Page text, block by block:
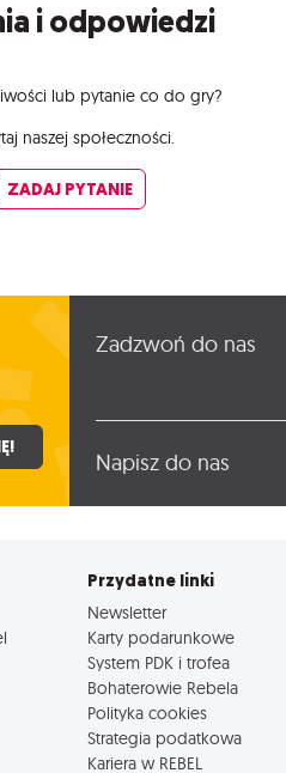
i odpowiedzi
lub pytanie co do gry?
naszej społeczności.
ZADAJ PYTANIE
Zadzwoń do nas
Napisz do nas
Przydatne linki
Newsletter
Karty podarunkowe
System PDK i trofea
Bohaterowie Rebela
Polityka cookies
Strategia podatkowa
Kariera w REBEL